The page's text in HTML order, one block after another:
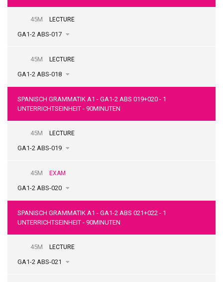
GA1-2 ABS-017
45M LECTURE
GA1-2 ABS-018
45M LECTURE
SPANISCH GRAMMATIK A1 - GA1-2 ABS 019+020 - 1
UNTERRICHTSEINHEIT - 90MINUTEN
GA1-2 ABS-019
45M LECTURE
GA1-2 ABS-020
45M EXAM
SPANISCH GRAMMATIK A1 - GA1-2 ABS 021+022 - 1
UNTERRICHTSEINHEIT - 90MINUTEN
GA1-2 ABS-021
45M LECTURE